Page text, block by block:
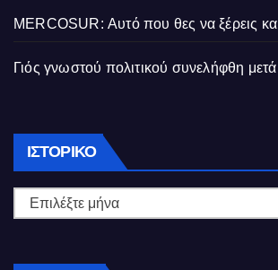
MERCOSUR: Αυτό που θες να ξέρεις
Γιός γνωστού πολιτικού συνελήφθη
ΙΣΤΟΡΙΚΌ Ιστορικό